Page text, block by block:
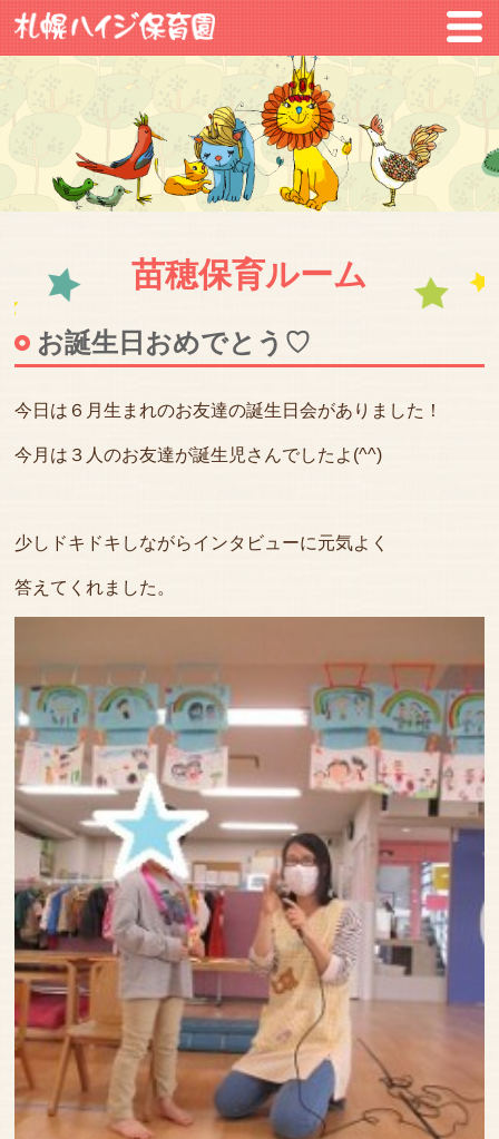
苗穂保育ルーム
お誕生日おめでとう♡
今日は６月生まれのお友達の誕生日会がありました！
今月は３人のお友達が誕生児さんでしたよ(^^)
少しドキドキしながらインタビューに元気よく
答えてくれました。